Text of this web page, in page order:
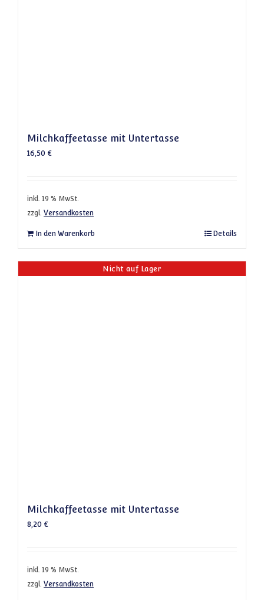
Milchkaffeetasse mit Untertasse
16,50 €
inkl. 19 % MwSt.
zzgl. Versandkosten
In den Warenkorb Details
Nicht auf Lager
Milchkaffeetasse mit Untertasse
8,20 €
inkl. 19 % MwSt.
zzgl. Versandkosten